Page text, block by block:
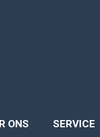
ONS SERVICE